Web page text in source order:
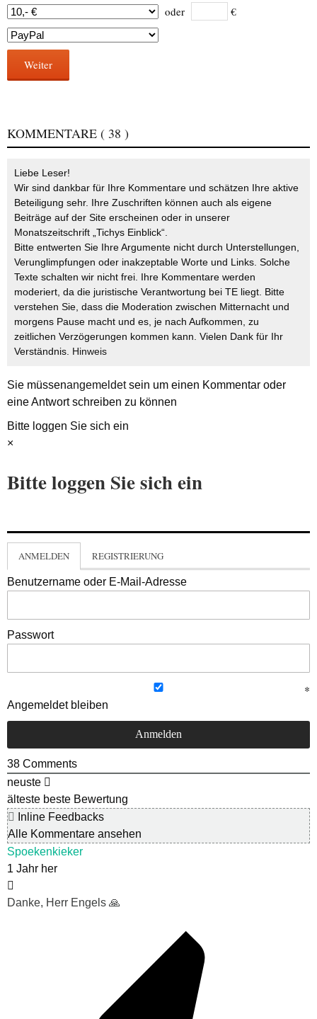
oder €
Weiter
KOMMENTARE ( 38 )
Liebe Leser!
Wir sind dankbar für Ihre Kommentare und schätzen Ihre aktive
Beteiligung sehr. Ihre Zuschriften können auch als eigene
Beiträge auf der Site erscheinen oder in unserer
Monatszeitschrift „Tichys Einblick“.
Bitte entwerten Sie Ihre Argumente nicht durch Unterstellungen,
Verunglimpfungen oder inakzeptable Worte und Links. Solche
Texte schalten wir nicht frei. Ihre Kommentare werden
moderiert, da die juristische Verantwortung bei TE liegt. Bitte
verstehen Sie, dass die Moderation zwischen Mitternacht und
morgens Pause macht und es, je nach Aufkommen, zu
zeitlichen Verzögerungen kommen kann. Vielen Dank für Ihr
Verständnis. Hinweis
Sie müssenangemeldetsein um einen Kommentar oder
eine Antwort schreiben zu können
Bitte loggen Sie sich ein
×
Bitte loggen Sie sich ein
ANMELDEN REGISTRIERUNG
Benutzername oder E-Mail-Adresse
Passwort
Angemeldet bleiben
38 Comments
neuste
älteste beste Bewertung
Inline Feedbacks
Alle Kommentare ansehen
Spoekenkieker
1 Jahr her
Danke, Herr Engels 🙏